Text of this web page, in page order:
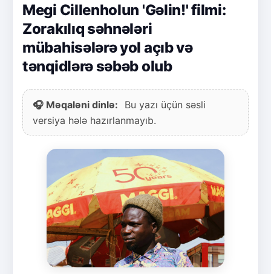
Megi Cillenholun 'Gəlin!' filmi:
Zorakılıq səhnələri
mübahisələrə yol açıb və
tənqidlərə səbəb olub
🎧 Məqaləni dinlə:
Bu yazı üçün səsli
versiya hələ hazırlanmayıb.